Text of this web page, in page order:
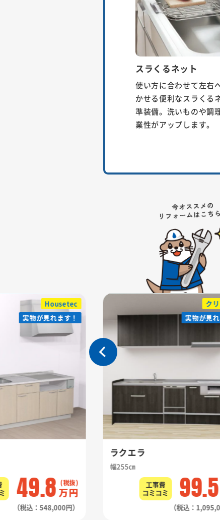
スラくるネット
使い方に合わせて左右
かせる便利なスラくる
準装備。洗いものや調
業性がアップします。
Housetec
実物が見れます！
実物が見れます！
49.8 万円
（税込：548,000円）
ク
実物が見れ
実物が見れ
ラクエラ
幅255㎝
工事費
コミコミ
99.5
（税込：